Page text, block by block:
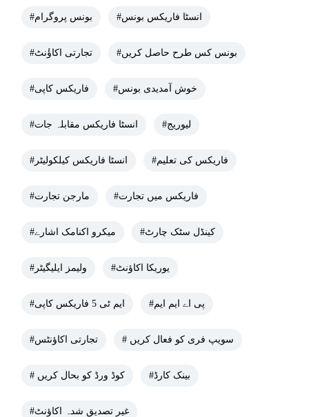
#بونس پروگرام #انسٹا فاریکس بونس
#تجارتی اکاؤٔنٹ #بونس کس طرح حاصل کریں
#فاریکس کاپی #خوش آمدیدی بونس
#انسٹا فاریکس مقابلہ جات #لیوریج
#انسٹا فاریکس کیلکولیٹر #فاریکس کی تعلیم
#مارجن تجارت #فاریکس میں تجارت
#میکرو اکنامک اشارے #کینڈل سٹک چارٹ
#ولیمز ایلیگیٹر #یوریکا اکاؤنٹ
#ایم ٹی 5 فاریکس کاپی #پی اے ایم ایم
#تجارتی اکاؤنٹس # سویپ فری کو فعال کریں
# کوڈ ورڈ کو بحال کریں #بینک کارڈ
#غیر تصدیق شدہ اکاؤنٹ